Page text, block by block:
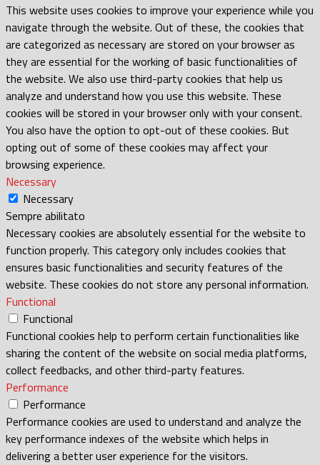
This website uses cookies to improve your experience while you
navigate through the website. Out of these, the cookies that
are categorized as necessary are stored on your browser as
they are essential for the working of basic functionalities of
the website. We also use third-party cookies that help us
analyze and understand how you use this website. These
cookies will be stored in your browser only with your consent.
You also have the option to opt-out of these cookies. But
opting out of some of these cookies may affect your
browsing experience.
Necessary
Necessary
Sempre abilitato
Necessary cookies are absolutely essential for the website to
function properly. This category only includes cookies that
ensures basic functionalities and security features of the
website. These cookies do not store any personal information.
Functional
Functional
Functional cookies help to perform certain functionalities like
sharing the content of the website on social media platforms,
collect feedbacks, and other third-party features.
Performance
Performance
Performance cookies are used to understand and analyze the
key performance indexes of the website which helps in
delivering a better user experience for the visitors.